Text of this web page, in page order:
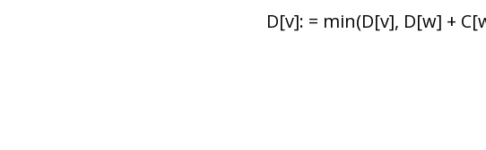
D[v]: = min(D[v], D[w] +